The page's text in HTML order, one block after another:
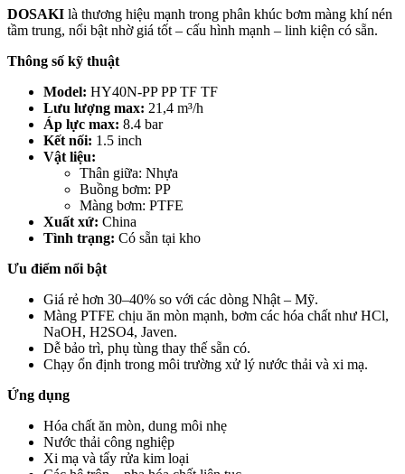
DOSAKI là thương hiệu mạnh trong phân khúc bơm màng khí nén
tầm trung, nổi bật nhờ giá tốt – cấu hình mạnh – linh kiện có sẵn.
Thông số kỹ thuật
Model: HY40N-PP PP TF TF
Lưu lượng max: 21,4 m³/h
Áp lực max: 8.4 bar
Kết nối: 1.5 inch
Vật liệu:
Thân giữa: Nhựa
Buồng bơm: PP
Màng bơm: PTFE
Xuất xứ: China
Tình trạng: Có sẵn tại kho
Ưu điểm nổi bật
Giá rẻ hơn 30–40% so với các dòng Nhật – Mỹ.
Màng PTFE chịu ăn mòn mạnh, bơm các hóa chất như HCl,
NaOH, H2SO4, Javen.
Dễ bảo trì, phụ tùng thay thế sẵn có.
Chạy ổn định trong môi trường xử lý nước thải và xi mạ.
Ứng dụng
Hóa chất ăn mòn, dung môi nhẹ
Nước thải công nghiệp
Xi mạ và tẩy rửa kim loại